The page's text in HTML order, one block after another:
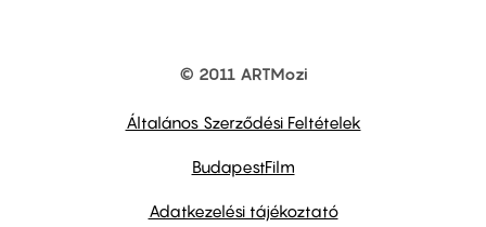
© 2011 ARTMozi
Általános Szerződési Feltételek
BudapestFilm
Adatkezelési tájékoztató